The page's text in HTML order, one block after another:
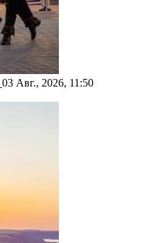
03 Авг., 2026, 11:50